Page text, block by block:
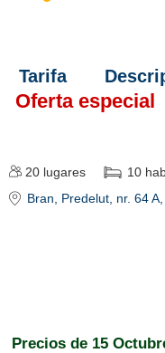
Tarifa
Oferta especial
20 lugares 10
Bran, Predelut, nr. 64 A
Precios de 15